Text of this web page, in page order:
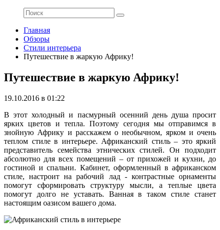
Главная
Обзоры
Стили интерьера
Путешествие в жаркую Африку!
Путешествие в жаркую Африку!
19.10.2016 в 01:22
В этот холодный и пасмурный осенний день душа просит
ярких цветов и тепла. Поэтому сегодня мы отправимся в
знойную Африку и расскажем о необычном, ярком и очень
теплом стиле в интерьере. Африканский стиль – это яркий
представитель семейства этнических стилей. Он подходит
абсолютно для всех помещений – от прихожей и кухни, до
гостиной и спальни. Кабинет, оформленный в африканском
стиле, настроит на рабочий лад - контрастные орнаменты
помогут сформировать структуру мысли, а теплые цвета
помогут долго не уставать. Ванная в таком стиле станет
настоящим оазисом вашего дома.